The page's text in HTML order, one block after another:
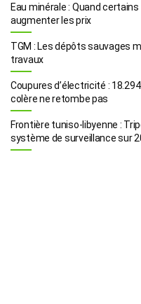
Eau minérale : Quand
augmenter les prix
TGM : Les dépôts sauvages
travaux
Coupures d’électricité :
colère ne retombe pas
Frontière tuniso-libyenne :
système de surveillance sur